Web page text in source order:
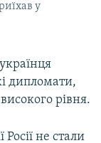
у
дипломати,
рівня.
не стали